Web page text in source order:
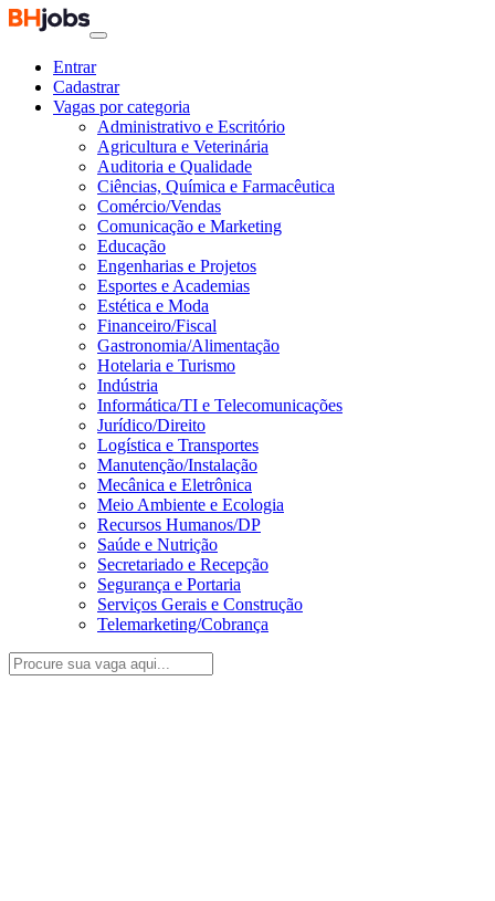
Entrar
Cadastrar
Vagas por categoria
Administrativo e Escritório
Agricultura e Veterinária
Auditoria e Qualidade
Ciências, Química e Farmacêutica
Comércio/Vendas
Comunicação e Marketing
Educação
Engenharias e Projetos
Esportes e Academias
Estética e Moda
Financeiro/Fiscal
Gastronomia/Alimentação
Hotelaria e Turismo
Indústria
Informática/TI e Telecomunicações
Jurídico/Direito
Logística e Transportes
Manutenção/Instalação
Mecânica e Eletrônica
Meio Ambiente e Ecologia
Recursos Humanos/DP
Saúde e Nutrição
Secretariado e Recepção
Segurança e Portaria
Serviços Gerais e Construção
Telemarketing/Cobrança